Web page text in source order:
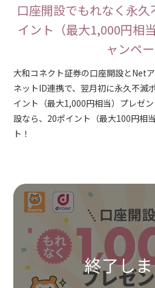
口座開設でもれなく永
イント（最大1,000円相
ャンペ
大和コネクト証券の口座開設とNet
ネットID連携で、翌月初に永久不滅
イント（最大1,000円相当）プレゼ
設なら、20ポイント（最大100円相
ト！